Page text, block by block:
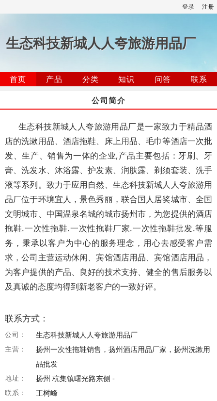
登录 注册
生态科技新城人人夸旅游用品厂
首页 产品 分类 知识 问答
联系
公司简介
生态科技新城人人夸旅游用品厂是一家致力于精品酒
店的洗漱用品、酒店拖鞋、床上用品、毛巾等酒店一次批
发、生产、销售为一体的企业,产品主要包括：牙刷、牙
膏、洗发水、沐浴露、护发素、润肤露、剃须套装、洗手
液等系列。致力于应用自然、生态科技新城人人夸旅游用
品厂位于环境宜人，景色秀丽，联合国人居奖城市、全国
文明城市、中国温泉名城的城市扬州市，为您提供的酒店
拖鞋.一次性拖鞋.一次性拖鞋厂家.一次性拖鞋批发.等服
务，秉承以客户为中心的服务理念，用心去感受客户需
求，公司主营运动休闲、宾馆酒店用品、宾馆酒店用品，
为客户提供的产品、良好的技术支持、健全的售后服务以
及真诚的态度均得到新老客户的一致好评。
联系方式：
公司： 生态科技新城人人夸旅游用品厂
主营：
扬州一次性拖鞋销售，扬州酒店用品厂家，扬州洗漱用
品批发
地址： 扬州 杭集镇曙光路东侧 -
联系： 王树峰